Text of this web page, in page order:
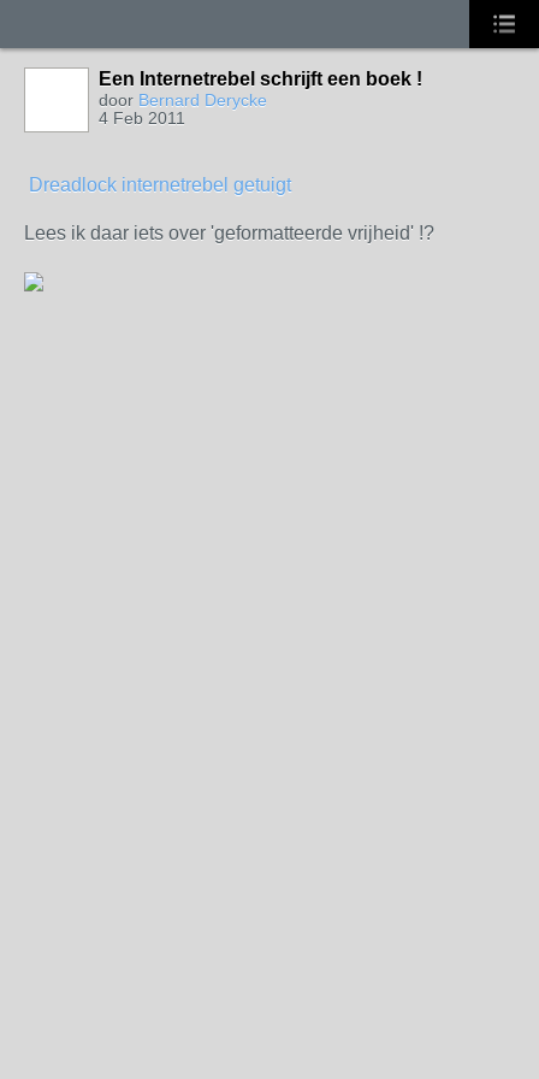
Een Internetrebel schrijft een boek !
door Bernard Derycke
4 Feb 2011
Dreadlock internetrebel getuigt
Lees ik daar iets over 'geformatteerde vrijheid' !?